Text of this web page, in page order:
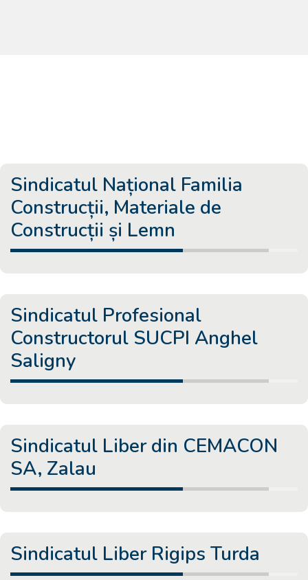
Sindicatul Național Familia
Construcții, Materiale de
Construcții și Lemn
Sindicatul Profesional
Constructorul SUCPI Anghel
Saligny
Sindicatul Liber din CEMACON
SA, Zalau
Sindicatul Liber Rigips Turda